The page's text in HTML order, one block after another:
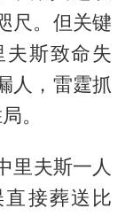
尺。但关键
斯致命失
人，雷霆抓
。
里夫斯一人
接葬送比